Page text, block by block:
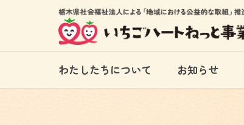
わたしたちについて お知らせ